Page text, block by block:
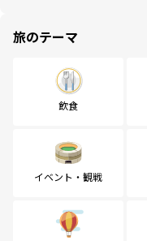
旅のテーマ
飲食
イベント・観戦